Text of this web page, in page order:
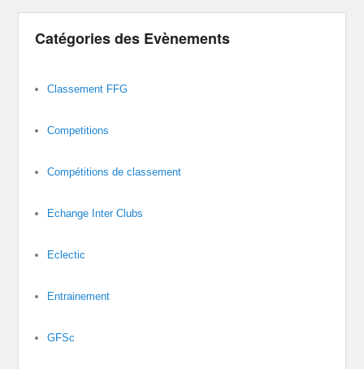
Catégories des Evènements
Classement FFG
Competitions
Compétitions de classement
Echange Inter Clubs
Eclectic
Entrainement
GFSc